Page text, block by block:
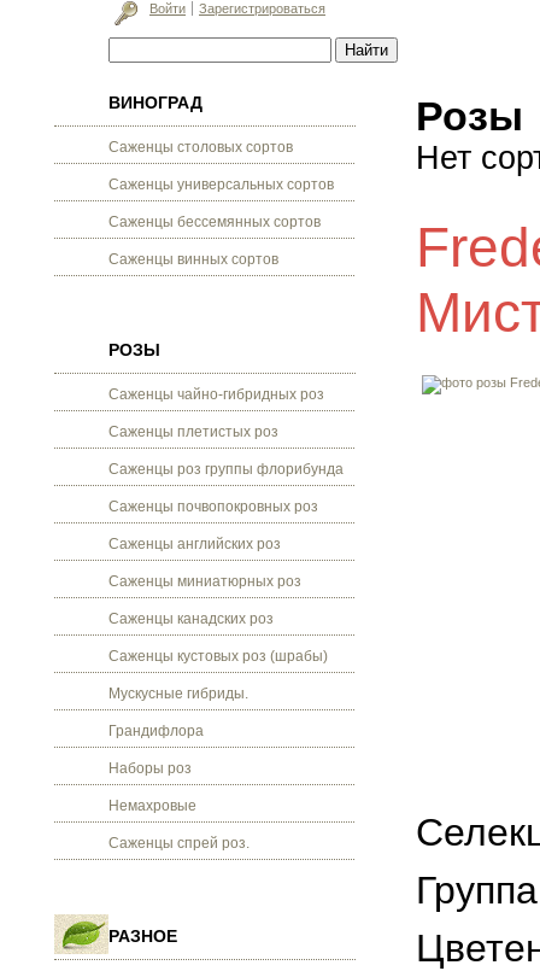
Войти Зарегистрироваться
ВИНОГРАД
Саженцы столовых сортов
Саженцы универсальных сортов
Саженцы бессемянных сортов
Саженцы винных сортов
РОЗЫ
Саженцы чайно-гибридных роз
Саженцы плетистых роз
Саженцы роз группы флорибунда
Саженцы почвопокровных роз
Саженцы английских роз
Саженцы миниатюрных роз
Саженцы канадских роз
Саженцы кустовых роз (шрабы)
Мускусные гибриды.
Грандифлора
Наборы роз
Немахровые
Саженцы спрей роз.
РАЗНОЕ
Розы
Нет